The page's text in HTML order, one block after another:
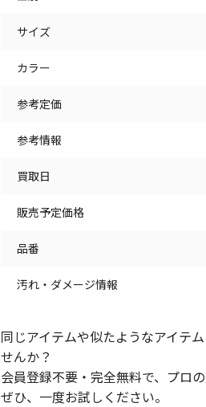
サイズ
カラー
参考定価
参考情報
買取日
販売予定価格
品番
汚れ・ダメージ情報
同じアイテムや似たようなアイテ
せんか？
会員登録不要・完全無料で、プロ
ぜひ、一度お試しください。